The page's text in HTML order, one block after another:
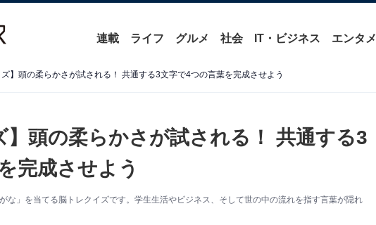
連載 ライフ グルメ 社会 IT・ビジネス エンタメ
ズ】頭の柔らかさが試される！ 共通する3文字で4つの言葉を完成させよう
】頭の柔らかさが試される！ 共通する3
完成させよう
な」を当てる脳トレクイズです。学生生活やビジネス、そして世の中の流れを指す言葉が隠れ